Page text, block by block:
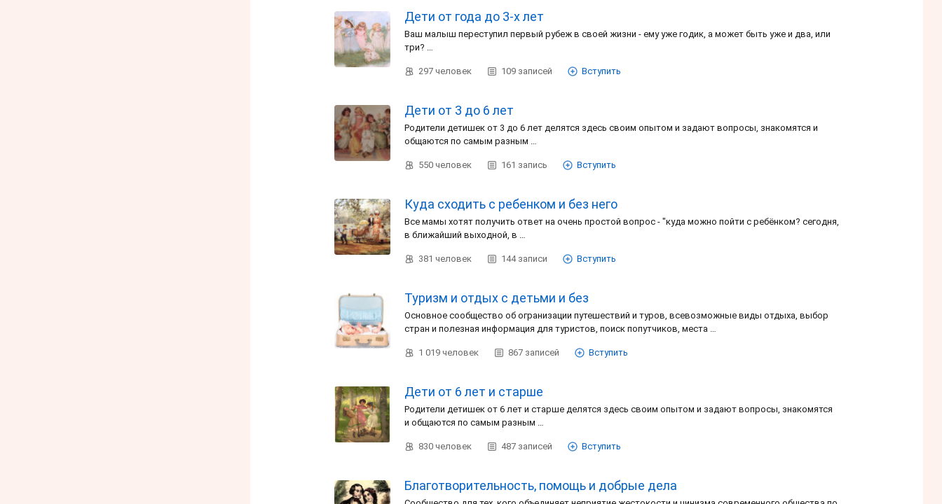
Дети от года до 3-х лет
Ваш малыш переступил первый рубеж в своей жизни - ему уже годик, а может быть уже и два, или
три? …
297 человек 109 записей Вступить
Дети от 3 до 6 лет
Родители детишек от 3 до 6 лет делятся здесь своим опытом и задают вопросы, знакомятся и
общаются по самым разным …
550 человек 161 запись Вступить
Куда сходить с ребенком и без него
Все мамы хотят получить ответ на очень простой вопрос - "куда можно пойти с ребёнком? сегодня,
в ближайший выходной, в …
381 человек 144 записи Вступить
Туризм и отдых с детьми и без
Основное сообщество об огранизации путешествий и туров, всевозможные виды отдыха, выбор
стран и полезная информация для туристов, поиск попутчиков, места …
1 019 человек 867 записей Вступить
Дети от 6 лет и старше
Родители детишек от 6 лет и старше делятся здесь своим опытом и задают вопросы, знакомятся
и общаются по самым разным …
830 человек 487 записей Вступить
Благотворительность, помощь и добрые дела